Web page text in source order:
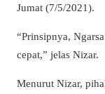
Jumat (7/5/2021).
“Prinsipnya,
cepat,” jelas Nizar.
Menurut Nizar,